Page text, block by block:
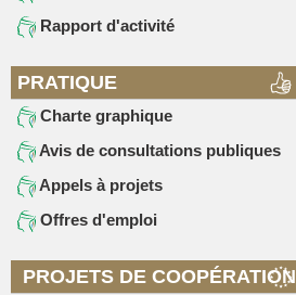
Rapport d'activité
PRATIQUE
Charte graphique
Avis de consultations publiques
Appels à projets
Offres d'emploi
PROJETS DE COOPÉRATION